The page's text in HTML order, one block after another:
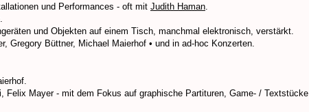
und Performances - oft mit Judith Haman.
und Objekten auf einem Tisch, manchmal elektronisch, verstärkt.
Gregory Büttner, Michael Maierhof • und in ad-hoc Konzerten.
Mayer - mit dem Fokus auf graphische Partituren, Game- / Textstücke